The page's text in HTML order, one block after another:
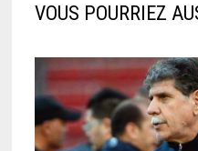
VOUS POURRIEZ